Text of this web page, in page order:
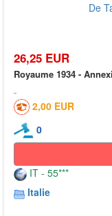
26,25 EUR
Royaume 1934 -
2,00 EUR
0
IT - 55***
Italie